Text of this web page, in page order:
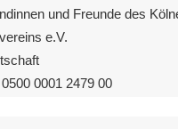
und Freunde des
e.V.
0001 2479 00